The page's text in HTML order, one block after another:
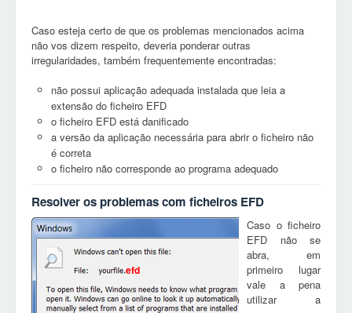
Caso esteja certo de que os problemas mencionados acima
não vos dizem respeito, deveria ponderar outras
irregularidades, também frequentemente encontradas:
não possui aplicação adequada instalada que leia a
extensão do ficheiro EFD
o ficheiro EFD está danificado
a versão da aplicação necessária para abrir o ficheiro não
é correta
o ficheiro não corresponde ao programa adequado
Resolver os problemas com ficheiros EFD
efd
Caso o ficheiro
EFD não se
abra, em
primeiro lugar
vale a pena
utilizar a